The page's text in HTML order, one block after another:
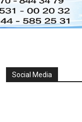
Social Media